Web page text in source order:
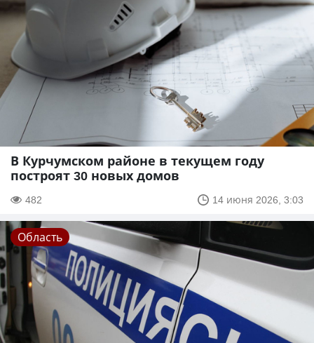
В Курчумском районе в текущем году
построят 30 новых домов
482 14 июня 2026, 3:03
Область